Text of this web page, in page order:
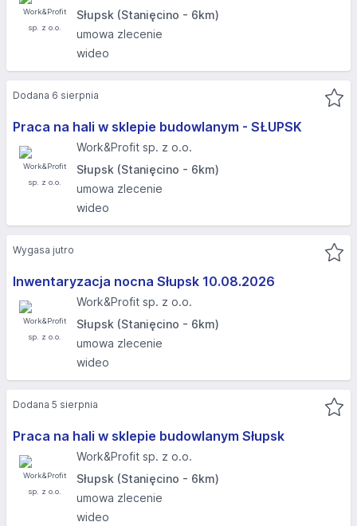
Słupsk (Stanięcino - 6km)
umowa zlecenie
wideo
Praca na hali w sklepie budowlanym - SŁUPSK​
Work&Profit sp. z o.o.
Słupsk (Stanięcino - 6km)
umowa zlecenie
wideo
Dodana 6 sierpnia
Inwentaryzacja nocna Słupsk 10.08.2026​
Work&Profit sp. z o.o.
Słupsk (Stanięcino - 6km)
umowa zlecenie
wideo
Wygasa jutro
Praca na hali w sklepie budowlanym Słupsk
Work&Profit sp. z o.o.
Słupsk (Stanięcino - 6km)
umowa zlecenie
wideo
Dodana 5 sierpnia